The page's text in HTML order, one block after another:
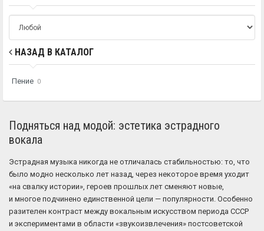
НАЗАД В КАТАЛОГ
Пение 0
Подняться над модой: эстетика эстрадного
вокала
Эстрадная музыка никогда не отличалась стабильностью: то, что
было модно несколько лет назад, через некоторое время уходит
«на свалку истории», героев прошлых лет сменяют новые,
и многое подчинено единственной цели — популярности. Особенно
разителен контраст между вокальным искусством периода СССР
и экспериментами в области «звукоизвлечения» постсоветской